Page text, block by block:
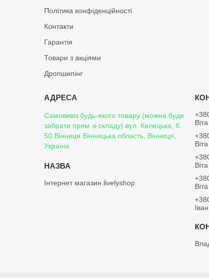
Політика конфіденційності
Контакти
Гарантія
Товари з акціями
Дропшипінг
Самовивіз будь-якого товару (можна буде
забрати прям зі складу) вул. Келецька, б.
50 Вінниця Вінницька область, Вінниця,
Україна
Інтернет магазин livelyshop